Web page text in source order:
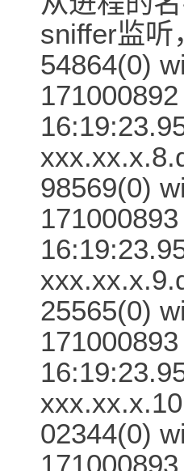
sniffer监听
54864(0)
98569(0)
25565(0)
02344(0)